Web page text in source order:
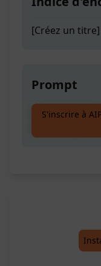
[Créez un titre]
Prompt
Vous pouvez
S'inscrire à